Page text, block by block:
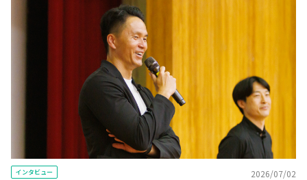
インタビュー 2026/07/02